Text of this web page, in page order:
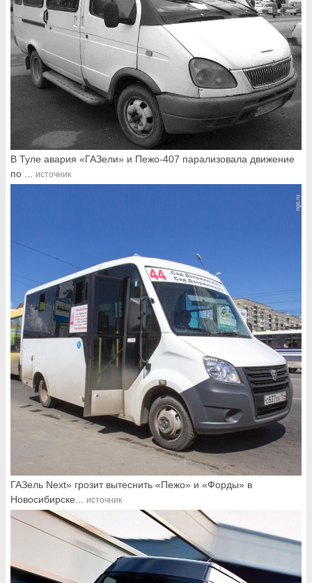
В Туле авария «ГАЗели» и Пежо-407 парализовала движение
по ...
источник
ГАЗель Next» грозит вытеснить «Пежо» и «Форды» в
Новосибирске...
источник